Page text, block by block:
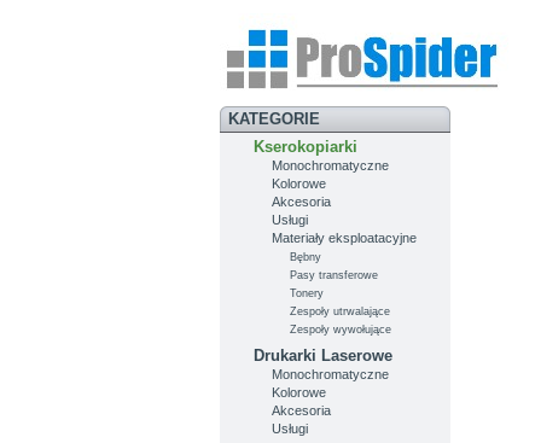
KATEGORIE
Kserokopiarki
Monochromatyczne
Kolorowe
Akcesoria
Usługi
Materiały eksploatacyjne
Bębny
Pasy transferowe
Tonery
Zespoły utrwalające
Zespoły wywołujące
Drukarki Laserowe
Monochromatyczne
Kolorowe
Akcesoria
Usługi